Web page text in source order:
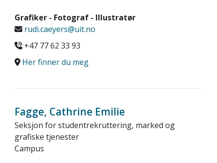
Grafiker - Fotograf - Illustratør
rudi.caeyers@uit.no
+47 77 62 33 93
Her finner du meg
Fagge, Cathrine Emilie
Seksjon for studentrekruttering, marked og
grafiske tjenester
Campus